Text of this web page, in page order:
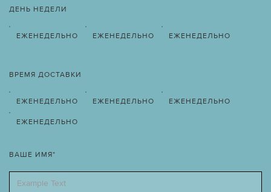
ДЕНЬ НЕДЕЛИ
ЕЖЕНЕДЕЛЬНО ЕЖЕНЕДЕЛЬНО ЕЖЕНЕДЕЛЬНО
ВРЕМЯ ДОСТАВКИ
ЕЖЕНЕДЕЛЬНО ЕЖЕНЕДЕЛЬНО ЕЖЕНЕДЕЛЬНО
ЕЖЕНЕДЕЛЬНО
ВАШЕ ИМЯ*